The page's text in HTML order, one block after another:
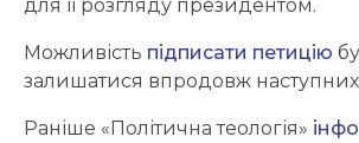
для її розгляду президентом.
Можливість підписати петицію
залишатися впродовж наступних
Раніше «Політична теологія»